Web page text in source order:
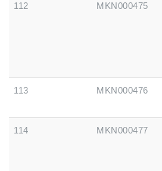
112 MKN000475
113 MKN000476
114 MKN000477